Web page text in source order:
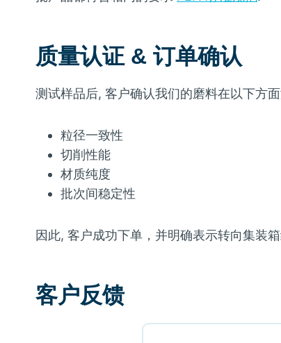
质量认证 & 订单确认
测试样品后, 客户确认我们的磨料在以下方
粒径一致性
切削性能
材质纯度
批次间稳定性
因此, 客户成功下单，并明确表示转向集装
客户反馈